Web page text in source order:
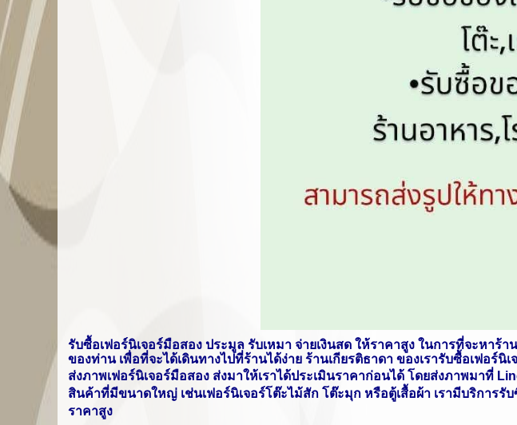
รับซื้อเฟอร์นิเจอร์มือสอง ประมูล รับเหมา จ่ายเงินสด ให้ราคาสูง ในการที่จะหา
ของท่าน เพื่อที่จะได้เดินทางไปที่ร้านได้ง่าย ร้านเกียรติธาดา ของเรารับซื้อเฟอ
ส่งภาพเฟอร์นิเจอร์มือสอง ส่งมาให้เราได้ประเมินราคาก่อนได้ โดยส่งภาพมาที่
สินค้าที่มีขนาดใหญ่ เช่นเฟอร์นิเจอร์โต๊ะไม้สัก โต๊ะมุก หรือตู้เสื้อผ้า เรามีบริกา
ราคาสูง